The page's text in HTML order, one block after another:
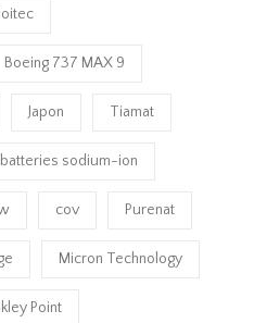
Boeing 737 MAX 9
Japon Tiamat
batteries sodium-ion
cov Purenat
Micron Technology
Point